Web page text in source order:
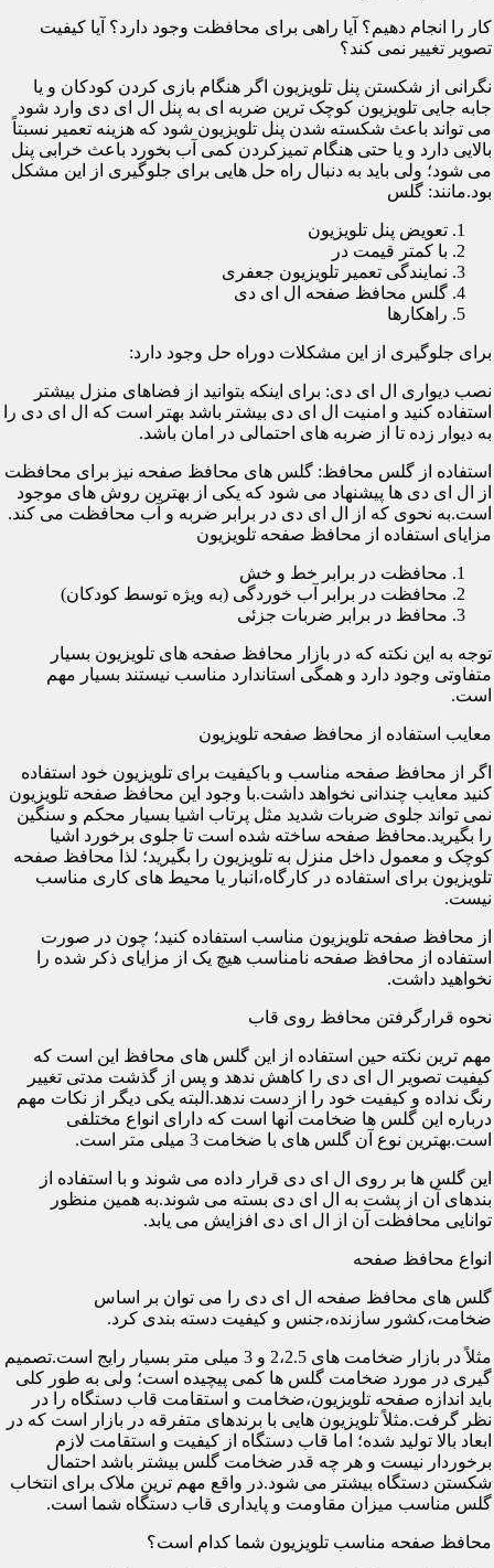
کار را انجام دهیم؟ آیا راهی برای محافظت وجود دارد؟ آیا کیفیت
تصویر تغییر نمی کند؟
نگرانی از شکستن پنل تلویزیون اگر هنگام بازی کردن کودکان و یا
جابه جایی تلویزیون کوچک ترین ضربه ای به پنل ال ای دی وارد شود
می تواند باعث شکسته شدن پنل تلویزیون شود که هزینه تعمیر نسبتاً
بالایی دارد و یا حتی هنگام تمیزکردن کمی آب بخورد باعث خرابی پنل
می شود؛ ولی باید به دنبال راه حل هایی برای جلوگیری از این مشکل
بود.مانند: گلس
تعویض پنل تلویزیون
با کمتر قیمت در
نمایندگی تعمیر تلویزیون جعفری
گلس محافظ صفحه ال ای دی
راهکارها
برای جلوگیری از این مشکلات دوراه حل وجود دارد:
نصب دیواری ال ای دی: برای اینکه بتوانید از فضاهای منزل بیشتر
استفاده کنید و امنیت ال ای دی بیشتر باشد بهتر است که ال ای دی را
به دیوار زده تا از ضربه های احتمالی در امان باشد.
استفاده از گلس محافظ: گلس های محافظ صفحه نیز برای محافظت
از ال ای دی ها پیشنهاد می شود که یکی از بهترین روش های موجود
است.به نحوی که از ال ای دی در برابر ضربه و آب محافظت می کند.
مزایای استفاده از محافظ صفحه تلویزیون
محافظت در برابر خط و خش
محافظت در برابر آب خوردگی (به ویژه توسط کودکان)
محافظ در برابر ضربات جزئی
توجه به این نکته که در بازار محافظ صفحه های تلویزیون بسیار
متفاوتی وجود دارد و همگی استاندارد مناسب نیستند بسیار مهم
است.
معایب استفاده از محافظ صفحه تلویزیون
اگر از محافظ صفحه مناسب و باکیفیت برای تلویزیون خود استفاده
کنید معایب چندانی نخواهد داشت.با وجود این محافظ صفحه تلویزیون
نمی تواند جلوی ضربات شدید مثل پرتاب اشیا بسیار محکم و سنگین
را بگیرید.محافظ صفحه ساخته شده است تا جلوی برخورد اشیا
کوچک و معمول داخل منزل به تلویزیون را بگیرید؛ لذا محافظ صفحه
تلویزیون برای استفاده در کارگاه،انبار یا محیط های کاری مناسب
نیست.
از محافظ صفحه تلویزیون مناسب استفاده کنید؛ چون در صورت
استفاده از محافظ صفحه نامناسب هیچ یک از مزایای ذکر شده را
نخواهید داشت.
نحوه قرارگرفتن محافظ روی قاب
مهم ترین نکته حین استفاده از این گلس های محافظ این است که
کیفیت تصویر ال ای دی را کاهش ندهد و پس از گذشت مدتی تغییر
رنگ نداده و کیفیت خود را از دست ندهد.البته یکی دیگر از نکات مهم
درباره این گلس ها ضخامت آنها است که دارای انواع مختلفی
است.بهترین نوع آن گلس های با ضخامت 3 میلی متر است.
این گلس ها بر روی ال ای دی قرار داده می شوند و با استفاده از
بندهای آن از پشت به ال ای دی بسته می شوند.به همین منظور
توانایی محافظت آن از ال ای دی افزایش می یابد.
انواع محافظ صفحه
گلس های محافظ صفحه ال ای دی را می توان بر اساس
ضخامت،کشور سازنده،جنس و کیفیت دسته بندی کرد.
مثلاً در بازار ضخامت های 2،2.5 و 3 میلی متر بسیار رایج است.تصمیم
گیری در مورد ضخامت گلس ها کمی پیچیده است؛ ولی به طور کلی
باید اندازه صفحه تلویزیون،ضخامت و استقامت قاب دستگاه را در
نظر گرفت.مثلاً تلویزیون هایی با برندهای متفرقه در بازار است که در
ابعاد بالا تولید شده؛ اما قاب دستگاه از کیفیت و استقامت لازم
برخوردار نیست و هر چه قدر ضخامت گلس بیشتر باشد احتمال
شکستن دستگاه بیشتر می شود.در واقع مهم ترین ملاک برای انتخاب
گلس مناسب میزان مقاومت و پایداری قاب دستگاه شما است.
محافظ صفحه مناسب تلویزیون شما کدام است؟